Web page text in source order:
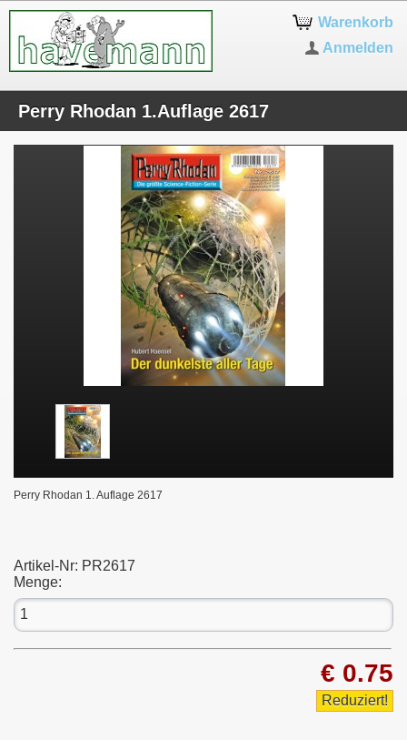
Warenkorb
Anmelden
Perry Rhodan 1.Auflage 2617
Perry Rhodan 1. Auflage 2617
Artikel-Nr: PR2617
Menge:
€ 0.75
Reduziert!